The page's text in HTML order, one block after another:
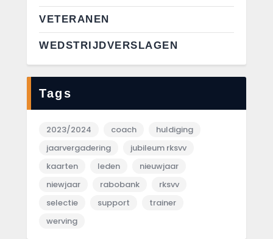
VETERANEN
WEDSTRIJDVERSLAGEN
Tags
2023/2024 coach
huldiging
jaarvergadering
jubileum rksvv
kaarten
leden
nieuwjaar
niewjaar
rabobank
rksvv
selectie
support
trainer
werving